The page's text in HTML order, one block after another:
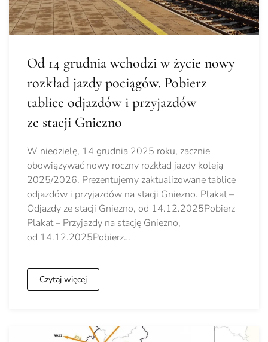
Od 14 grudnia wchodzi w życie nowy
rozkład jazdy pociągów. Pobierz
tablice odjazdów i przyjazdów
ze stacji Gniezno
W niedzielę, 14 grudnia 2025 roku, zacznie
obowiązywać nowy roczny rozkład jazdy koleją
2025/2026. Prezentujemy zaktualizowane tablice
odjazdów i przyjazdów na stacji Gniezno. Plakat –
Odjazdy ze stacji Gniezno, od 14.12.2025Pobierz
Plakat – Przyjazdy na stację Gniezno,
od 14.12.2025Pobierz…
Czytaj więcej